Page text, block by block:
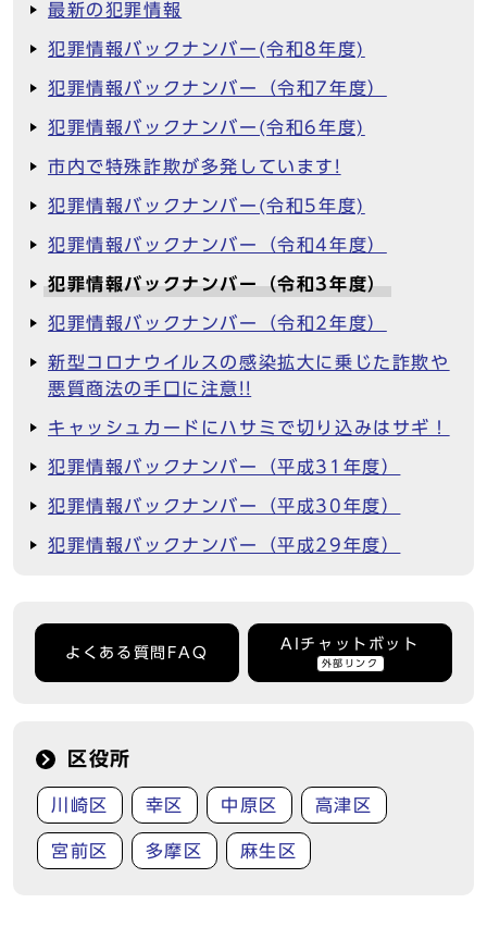
最新の犯罪情報
犯罪情報バックナンバー(令和8年度)
犯罪情報バックナンバー（令和7年度）
犯罪情報バックナンバー(令和6年度)
市内で特殊詐欺が多発しています!
犯罪情報バックナンバー(令和5年度)
犯罪情報バックナンバー（令和4年度）
犯罪情報バックナンバー（令和3年度）
犯罪情報バックナンバー（令和2年度）
新型コロナウイルスの感染拡大に乗じた詐欺や
悪質商法の手口に注意!!
キャッシュカードにハサミで切り込みはサギ！
犯罪情報バックナンバー（平成31年度）
犯罪情報バックナンバー（平成30年度）
犯罪情報バックナンバー（平成29年度）
よくある質問FAQ
AIチャットボット
外部リンク
区役所
川崎区 幸区 中原区 高津区
宮前区 多摩区 麻生区